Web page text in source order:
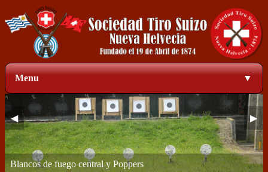
Menu ▼
Zona de blancos a 50 metros
◀ ▶